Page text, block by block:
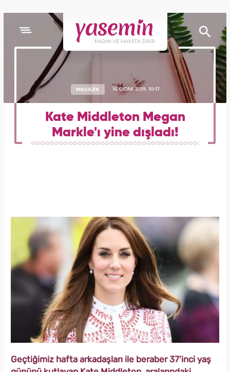
MAGAZİN 14 OCAK 2019, 10:17
Kate Middleton Megan
Markle'ı yine dışladı!
Geçtiğimiz hafta arkadaşları ile beraber 37'inci yaş